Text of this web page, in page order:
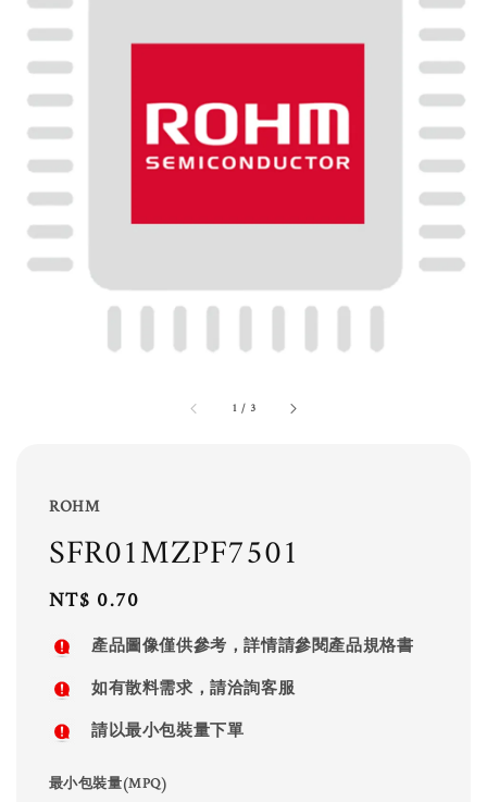
1 / 3
ROHM
SFR01MZPF7501
Regular
price
NT$ 0.70
產品圖像僅供參考，詳情請參閱產品規格書
如有散料需求，請洽詢客服
請以最小包裝量下單
最小包裝量(MPQ)